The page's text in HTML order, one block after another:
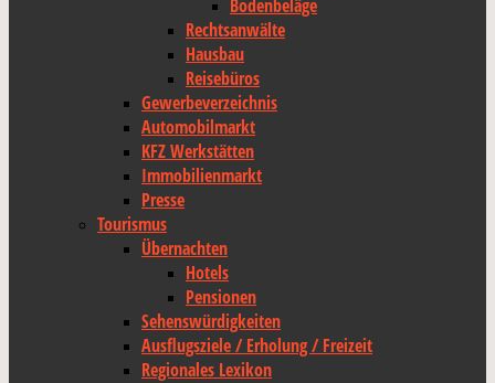
Bodenbeläge
Rechtsanwälte
Hausbau
Reisebüros
Gewerbeverzeichnis
Automobilmarkt
KFZ Werkstätten
Immobilienmarkt
Presse
Tourismus
Übernachten
Hotels
Pensionen
Sehenswürdigkeiten
Ausflugsziele / Erholung / Freizeit
Regionales Lexikon